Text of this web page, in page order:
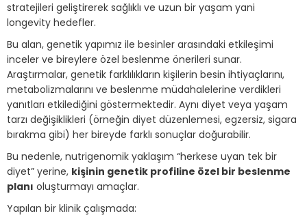
stratejileri geliştirerek sağlıklı ve uzun bir yaşam yani
longevity hedefler.
Bu alan, genetik yapımız ile besinler arasındaki etkileşimi
inceler ve bireylere özel beslenme önerileri sunar.
Araştırmalar, genetik farklılıkların kişilerin besin ihtiyaçlarını,
metabolizmalarını ve beslenme müdahalelerine verdikleri
yanıtları etkilediğini göstermektedir. Aynı diyet veya yaşam
tarzı değişiklikleri (örneğin diyet düzenlemesi, egzersiz, sigara
bırakma gibi) her bireyde farklı sonuçlar doğurabilir.
Bu nedenle, nutrigenomik yaklaşım “herkese uyan tek bir
diyet” yerine, kişinin genetik profiline özel bir beslenme
planı oluşturmayı amaçlar.
Yapılan bir klinik çalışmada: